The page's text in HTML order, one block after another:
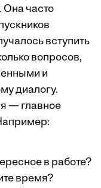
Она часто
вступить
вопросов,
и
диалогу.
— главное
в работе?
время?